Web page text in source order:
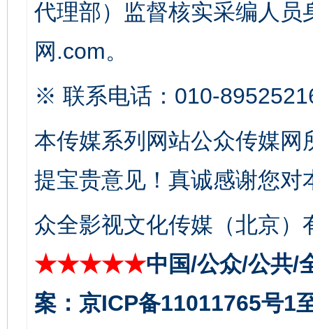
代理部）监督核实采编人员
网.com。
※ 联系电话：010-
本传媒系列网站公众传媒
提宝贵意见！真诚感谢您
众全影视文化传媒（北京）
★★★★★中国/公众/公共/
案：京ICP备11011765号1
千年窑火 生生不息 一